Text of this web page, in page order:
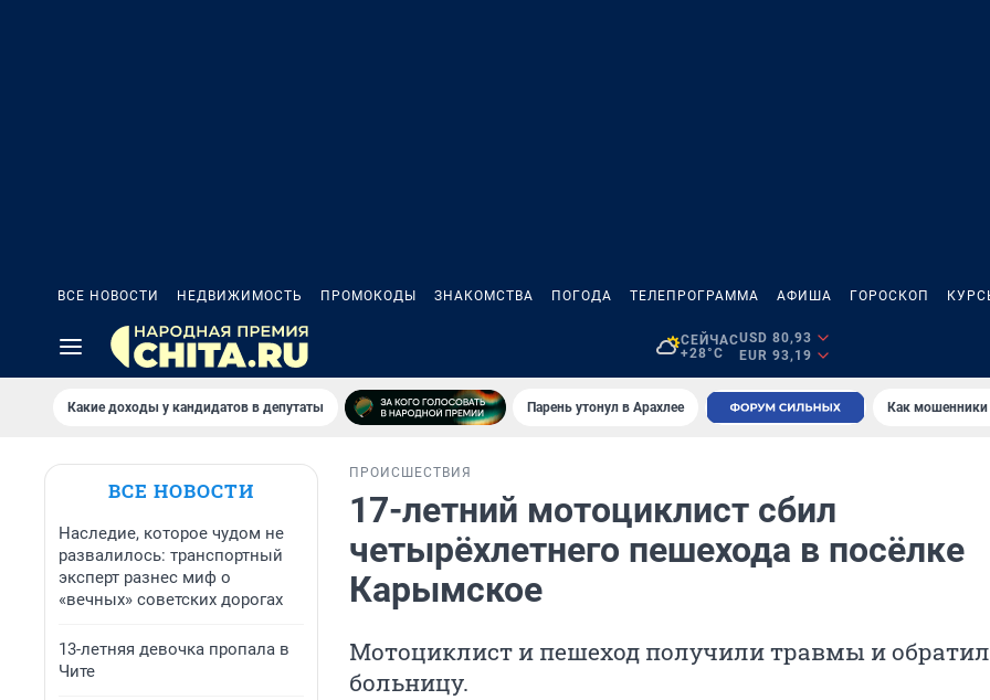
ВСЕ НОВОСТИ НЕДВИЖИМОСТЬ ПРОМОКОДЫ ЗНАКОМСТВА ПОГОДА ТЕЛЕПРОГРАММА АФИША ГОРОСКОП
СЕЙЧАС
+28°C
USD 80,93
EUR 93,19
Какие доходы у кандидатов в депутаты Парень утонул в Арахлее Как
ВСЕ НОВОСТИ
Наследие, которое чудом не
развалилось: транспортный
эксперт разнес миф о
«вечных» советских дорогах
13-летняя девочка пропала в
Чите
ПРОИСШЕСТВИЯ
17-летний мотоциклист сбил
четырёхлетнего пешехода в посёлке
Карымское
Мотоциклист и пешеход получили травмы и
больницу.